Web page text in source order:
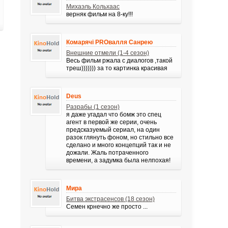
Михаэль Кольхаас
верняк фильм на 8-ку!!!
Комарячі PROвалля Санрею
Внешние отмели (1-4 сезон)
Весь фильм ржала с диалогов ,такой
треш))))))) за то картинка красивая
Deus
Разрабы (1 сезон)
я даже угадал что бомж это спец
агент в первой же серии, очень
предсказуемый сериал, на один
разок глянуть фоном, но стильно все
сделано и много концепций так и не
дожали. Жаль потраченного
времени, а задумка была нелпохая!
Мира
Битва экстрасенсов (18 сезон)
Семен крнечно же просто ...